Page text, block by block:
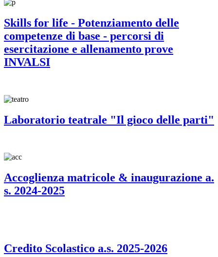
Skills for life - Potenziamento delle
competenze di base - percorsi di
esercitazione e allenamento prove
INVALSI
Laboratorio teatrale "Il gioco delle parti"
Accoglienza matricole & inaugurazione a.
s. 2024-2025
Credito Scolastico a.s. 2025-2026